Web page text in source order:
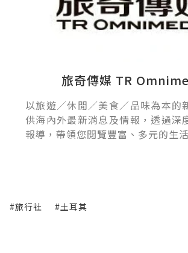
旅奇傳媒 TR
以旅遊／休閒／美食／品味為本的
供海內外最新消息及情報，透過深
報導，帶領您閱覽豐富、多元的生活
#旅行社 #土耳其